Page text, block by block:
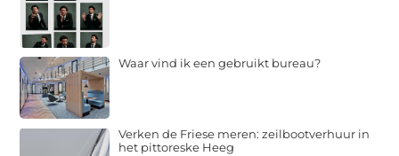
Waar vind ik een gebruikt bureau?
Verken de Friese meren: zeilbootverhuur in
het pittoreske Heeg